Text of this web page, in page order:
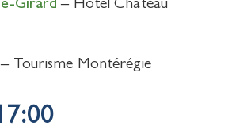
Girard – Hôtel Château
– Tourisme Montérégie